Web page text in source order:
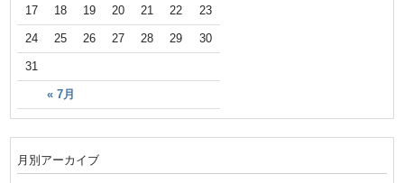
« 7月
17 18 19 20 21 22 23
24 25 26 27 28 29 30
31
月別アーカイブ